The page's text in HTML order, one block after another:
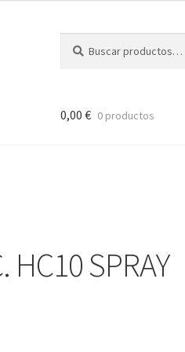
por:
0,00 € 0 productos
HC10 SPRAY